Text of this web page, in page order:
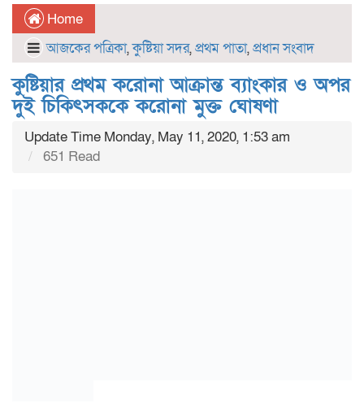
Home
আজকের পত্রিকা,কুষ্টিয়া সদর,প্রথম পাতা,প্রধান সংবাদ
কুষ্টিয়ার প্রথম করোনা আক্রান্ত ব্যাংকার ও অপর
দুই চিকিৎসককে করোনা মুক্ত ঘোষণা
Update Time Monday, May 11, 2020, 1:53 am
651 Read